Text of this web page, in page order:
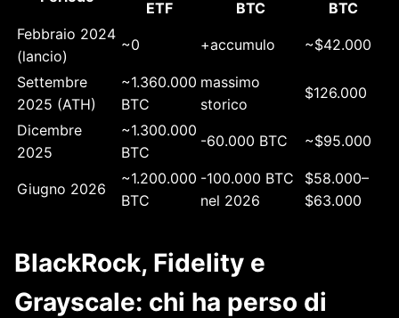
ETF
BTC
BTC
Febbraio 2024
(lancio)
~0 +accumulo ~$42.000
Settembre
2025 (ATH)
~1.360.000
BTC
massimo
storico
$126.000
Dicembre
2025
~1.300.000
BTC
-60.000 BTC ~$95.000
Giugno 2026
~1.200.000
BTC
-100.000 BTC
nel 2026
$58.000–
$63.000
BlackRock, Fidelity e
Grayscale: chi ha perso di